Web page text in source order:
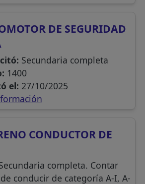
DE SEGURIDAD
Secundaria completa
1400
el: 27/10/2025
CONDUCTOR DE
completa. Contar
conducir de categoría A-I, A-